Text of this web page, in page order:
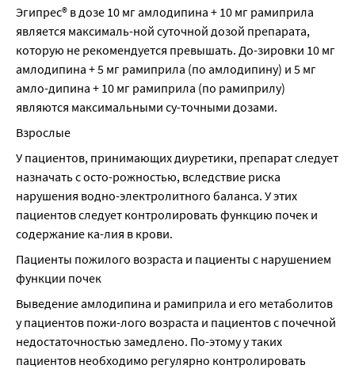
Эгипрес® в дозе 10 мг амлодипина + 10 мг рамиприла
является максималь-ной суточной дозой препарата,
которую не рекомендуется превышать. До-зировки 10 мг
амлодипина + 5 мг рамиприла (по амлодипину) и 5 мг
амло-дипина + 10 мг рамиприла (по рамиприлу)
являются максимальными су-точными дозами.
Взрослые
У пациентов, принимающих диуретики, препарат следует
назначать с осто-рожностью, вследствие риска
нарушения водно-электролитного баланса. У этих
пациентов следует контролировать функцию почек и
содержание ка-лия в крови.
Пациенты пожилого возраста и пациенты с нарушением
функции почек
Выведение амлодипина и рамиприла и его метаболитов
у пациентов пожи-лого возраста и пациентов с почечной
недостаточностью замедлено. По-этому у таких
пациентов необходимо регулярно контролировать